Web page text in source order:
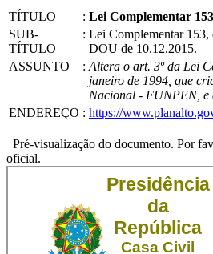
TÍTULO : Lei Complementar
SUB-
TÍTULO
: Lei Complementar 153,
DOU de 10.12.2015.
ASSUNTO
: Altera o art. 3º da Lei
janeiro de 1994, que
Nacional - FUNPEN, e
ENDEREÇO : https://
Pré-visualização do documento. Por
oficial.